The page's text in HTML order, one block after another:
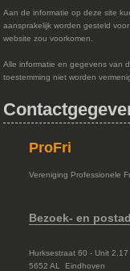
Aan de informatie op deze site
aansprakelijk worden gesteld
website zou voorkomen.
Alle informatie en gegevens van
toestemming niet worden
ProFri
Vereniging Professionele
Bezoek- en
Hurksestraat 60 - Unit 2.17
5652 AL Eindhoven